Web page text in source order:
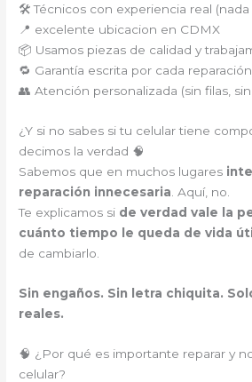
🛠️ Técnicos con experiencia real (nada
📍 excelente ubicacion en CDMX
📦 Usamos piezas de calidad y
🔁 Garantía escrita por cada reparación
👥 Atención personalizada (sin filas,
¿Y si no sabes si tu celular tiene
decimos la verdad 🧠
Sabemos que en muchos lugares
reparación innecesaria . Aquí, no.
Te explicamos si de verdad vale la
cuánto tiempo le queda de vida útil
de cambiarlo.
Sin engaños. Sin letra chiquita.
reales.
🧠 ¿Por qué es importante reparar y
celular?